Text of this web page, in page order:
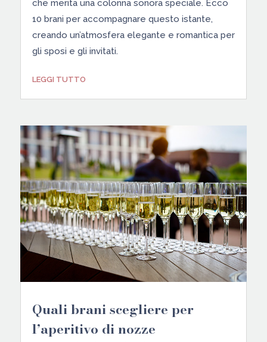
che merita una colonna sonora speciale. Ecco
10 brani per accompagnare questo istante,
creando un’atmosfera elegante e romantica per
gli sposi e gli invitati.
LEGGI TUTTO
Quali brani scegliere per
l’aperitivo di nozze